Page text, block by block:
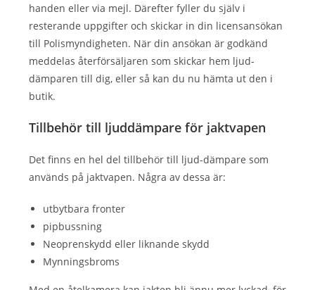
handen eller via mejl. Därefter fyller du själv i
resterande uppgifter och skickar in din licensansökan
till Polismyndigheten. När din ansökan är godkänd
meddelas återförsäljaren som skickar hem ljud-
dämparen till dig, eller så kan du nu hämta ut den i
butik.
Tillbehör till ljuddämpare för jaktvapen
Det finns en hel del tillbehör till ljud-dämpare som
används på jaktvapen. Några av dessa är:
utbytbara fronter
pipbussning
Neoprenskydd eller liknande skydd
Mynningsbroms